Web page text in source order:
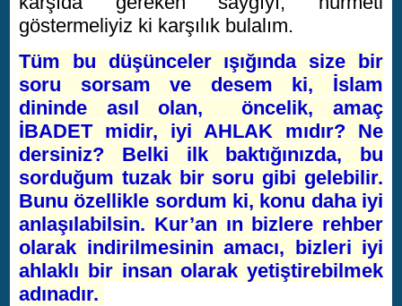
göstermeliyiz ki karşılık bulalım.
Tüm bu düşünceler ışığında size bir
soru sorsam ve desem ki, İslam
dininde asıl olan, öncelik, amaç
İBADET midir, iyi AHLAK mıdır? Ne
dersiniz? Belki ilk baktığınızda, bu
sorduğum tuzak bir soru gibi gelebilir.
Bunu özellikle sordum ki, konu daha iyi
anlaşılabilsin. Kur’an ın bizlere rehber
olarak indirilmesinin amacı, bizleri iyi
ahlaklı bir insan olarak yetiştirebilmek
adınadır.